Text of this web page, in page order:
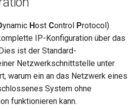
ynamic Host Control Protocol)
IP-Konfiguration über das
ist der Standard-
Netzwerkschnittstelle unter
warum ein an das Netzwerk eines
System ohne
funktionieren kann.